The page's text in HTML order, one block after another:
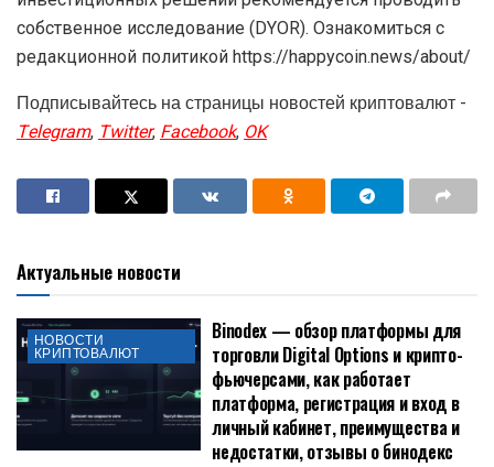
собственное исследование (DYOR). Ознакомиться с
редакционной политикой https://happycoin.news/about/
Подписывайтесь на страницы новостей криптовалют -
Telegram,Twitter,Facebook,OK
Актуальные новости
НОВОСТИ
КРИПТОВАЛЮТ
Binodex — обзор платформы для
торговли Digital Options и крипто-
фьючерсами, как работает
платформа, регистрация и вход в
личный кабинет, преимущества и
недостатки, отзывы о бинодекс